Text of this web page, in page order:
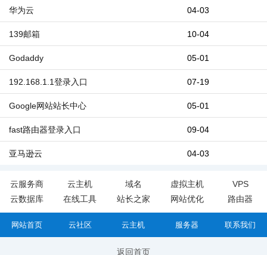
04-03
华为云
10-04
139邮箱
05-01
Godaddy
07-19
192.168.1.1登录入口
05-01
Google网站站长中心
09-04
fast路由器登录入口
04-03
亚马逊云
云服务商 云主机 域名 虚拟主机
VPS
云数据库
在线工具 站长之家 网站优化 路由器
网站首页 云社区 云主机 服务器 联系我们
返回首页